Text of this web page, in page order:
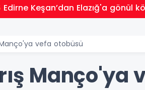
Edirne Keşan’dan Elazığ'a gönül
Manço'ya vefa otobüsü
Manço'ya